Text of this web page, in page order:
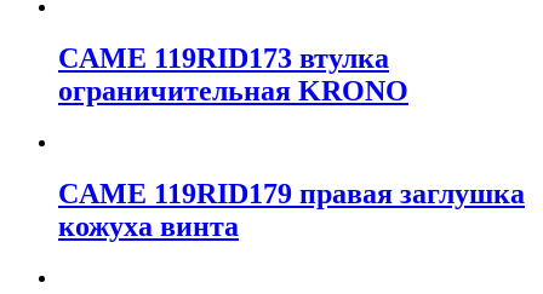
CAME 119RID173 втулка
ограничительная KRONO
CAME 119RID179 правая заглушка
кожуха винта